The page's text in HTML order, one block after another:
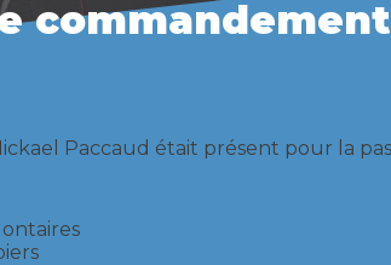
Paccaud était présent pour la